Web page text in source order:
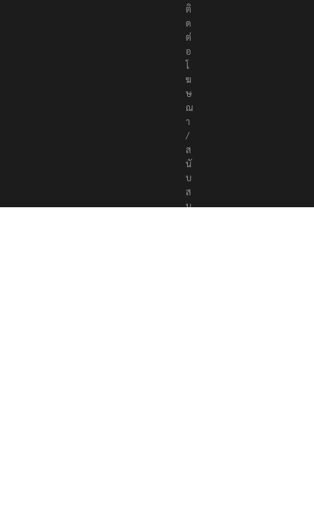
o
ติ
ด
ต่
อ
โ
ฆ
ษ
ณ
า
/
ส
นั
บ
ส